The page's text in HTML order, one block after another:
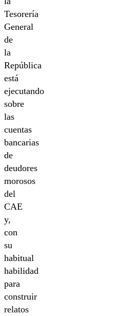
Tesorería
General
de
la
República
está
ejecutando
sobre
las
cuentas
bancarias
de
deudores
morosos
del
CAE
y,
con
su
habitual
habilidad
para
construir
relatos